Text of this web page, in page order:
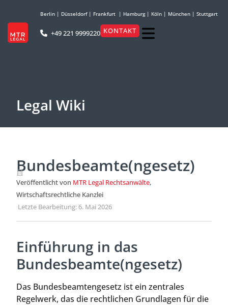
Berlin | Düsseldorf| Frankfurt | Hamburg| Köln | München | Stuttgart
+49 221 9999220 KONTAKT
Legal Wiki
Bundesbeamte(ngesetz)
Veröffentlicht von MTR Legal Rechtsanwälte,
Wirtschaftsrechtliche Kanzlei
·Letzte Bearbeitung: 6. Mai 2026
Einführung in das
Bundesbeamte(ngesetz)
Das Bundesbeamtengesetz ist ein zentrales
Regelwerk, das die rechtlichen Grundlagen für die